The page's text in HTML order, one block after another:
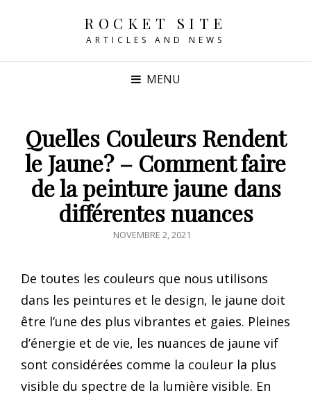
ROCKET SITE
ARTICLES AND NEWS
MENU
Quelles Couleurs Rendent
le Jaune? – Comment faire
de la peinture jaune dans
différentes nuances
POSTED
NOVEMBRE 2, 2021
De toutes les couleurs que nous utilisons
dans les peintures et le design, le jaune doit
être l’une des plus vibrantes et gaies. Pleines
d’énergie et de vie, les nuances de jaune vif
sont considérées comme la couleur la plus
visible du spectre de la lumière visible. En